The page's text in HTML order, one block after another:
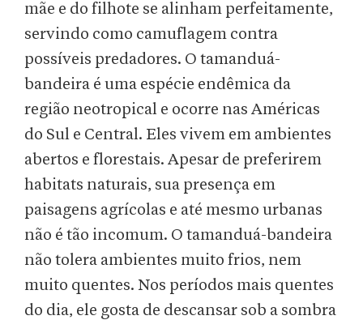
mãe e do filhote se alinham perfeitamente,
servindo como camuflagem contra
possíveis predadores. O tamanduá-
bandeira é uma espécie endêmica da
região neotropical e ocorre nas Américas
do Sul e Central. Eles vivem em ambientes
abertos e florestais. Apesar de preferirem
habitats naturais, sua presença em
paisagens agrícolas e até mesmo urbanas
não é tão incomum. O tamanduá-bandeira
não tolera ambientes muito frios, nem
muito quentes. Nos períodos mais quentes
do dia, ele gosta de descansar sob a sombra